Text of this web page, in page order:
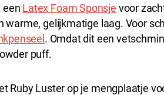
een Latex Foam Sponsje voor
warme, gelijkmatige laag. Voor
. Omdat dit een
puff.
Ruby Luster op je mengplaatje